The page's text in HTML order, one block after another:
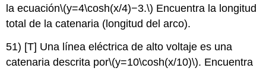
la ecuación\(y=4\cosh(x/4)−3.\) Encuentra la longitud
total de la catenaria (longitud del arco).
51) [T] Una línea eléctrica de alto voltaje es una
catenaria descrita por\(y=10\cosh(x/10)\). Encuentra